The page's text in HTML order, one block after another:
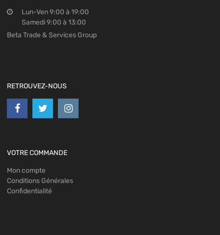
Lun-Ven 9:00 à 19:00
Samedi 9:00 à 13:00
Beta Trade & Services Group
RETROUVEZ-NOUS
VOTRE COMMANDE
Mon compte
Conditions Générales
Confidentialité